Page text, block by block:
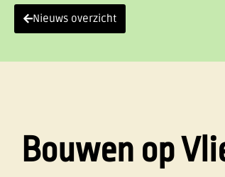
Nieuws overzicht
Bouwen op